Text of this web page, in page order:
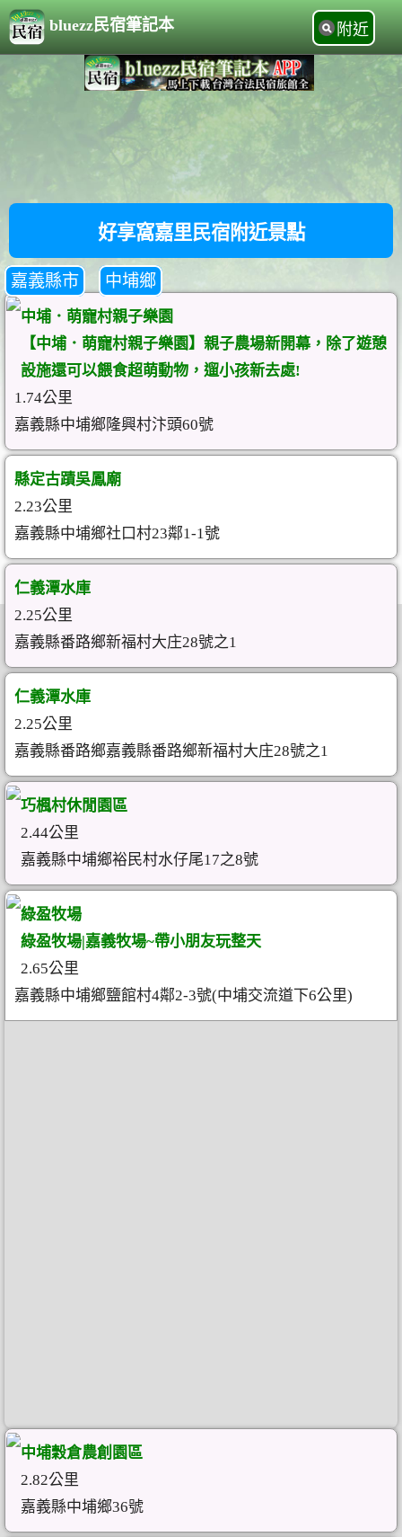
bluezz民宿筆記本 附近
好享窩嘉里民宿附近景點
嘉義縣市 中埔鄉
中埔．萌寵村親子樂園
【中埔．萌寵村親子樂園】親子農場新開幕，除了遊憩
設施還可以餵食超萌動物，遛小孩新去處!
1.74公里
嘉義縣中埔鄉隆興村汴頭60號
縣定古蹟吳鳳廟
2.23公里
嘉義縣中埔鄉社口村23鄰1-1號
仁義潭水庫
2.25公里
嘉義縣番路鄉新福村大庄28號之1
仁義潭水庫
2.25公里
嘉義縣番路鄉嘉義縣番路鄉新福村大庄28號之1
巧楓村休閒園區
2.44公里
嘉義縣中埔鄉裕民村水仔尾17之8號
綠盈牧場
綠盈牧場|嘉義牧場~帶小朋友玩整天
2.65公里
嘉義縣中埔鄉鹽館村4鄰2-3號(中埔交流道下6公里)
中埔穀倉農創園區
2.82公里
嘉義縣中埔鄉36號